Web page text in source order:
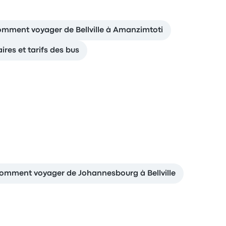
voyager de Bellville à Amanzimtoti
et tarifs des bus
voyager de Johannesbourg à Bellville